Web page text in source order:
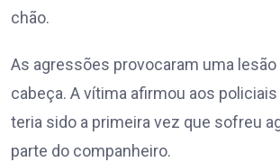
chão.
As agressões provocaram uma lesão
cabeça. A vítima afirmou aos
teria sido a primeira vez que sofreu
parte do companheiro.